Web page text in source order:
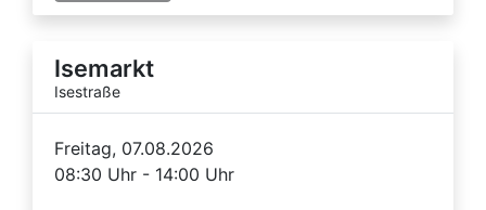
Isemarkt
Isestraße
Freitag, 07.08.2026
08:30 Uhr - 14:00 Uhr